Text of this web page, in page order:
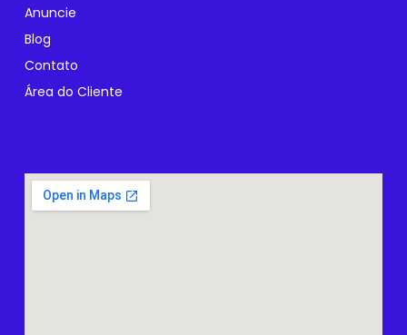
Anuncie
Blog
Contato
Área do Cliente